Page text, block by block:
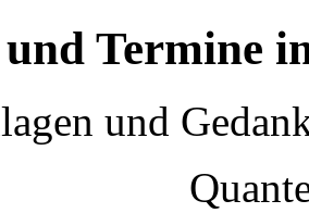
Termine
und